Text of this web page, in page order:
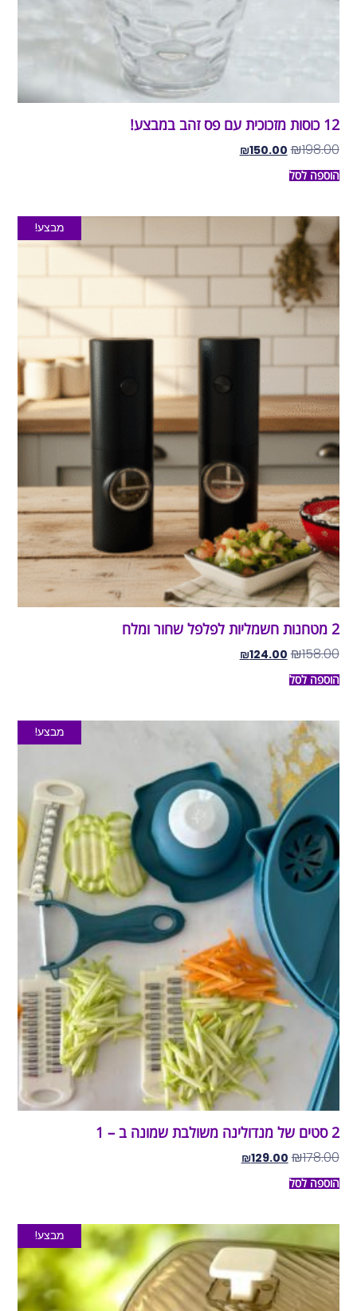
12 כוסות מזכוכית עם פס זהב במבצע!
₪198.00
₪150.00
הוספה לסל
מבצע!
2 מטחנות חשמליות לפלפל שחור ומלח
₪158.00
₪124.00
הוספה לסל
מבצע!
2 סטים של מנדולינה משולבת שמונה ב – 1
₪178.00
₪129.00
הוספה לסל
מבצע!